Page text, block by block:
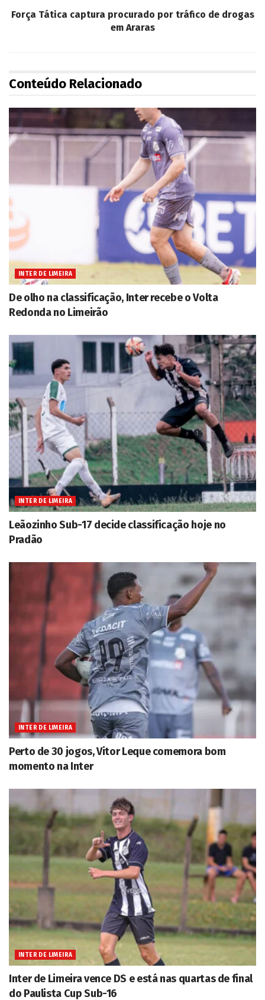
Força Tática captura procurado por tráfico de drogas
em Araras
Conteúdo Relacionado
INTER DE LIMEIRA
De olho na classificação, Inter recebe o Volta
Redonda no Limeirão
INTER DE LIMEIRA
Leãozinho Sub-17 decide classificação hoje no
Pradão
INTER DE LIMEIRA
Perto de 30 jogos, Vitor Leque comemora bom
momento na Inter
INTER DE LIMEIRA
Inter de Limeira vence DS e está nas quartas de final
do Paulista Cup Sub-16